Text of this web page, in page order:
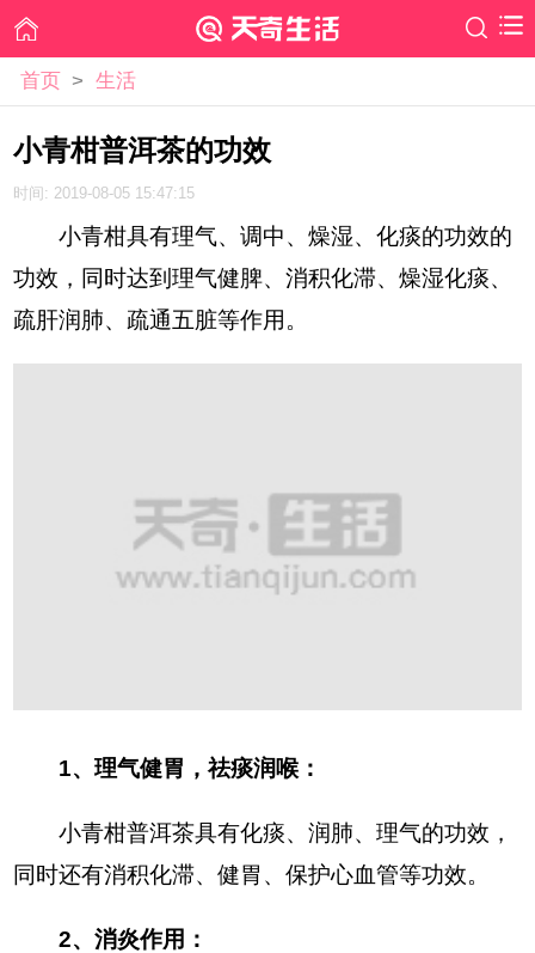
首页 > 生活
小青柑普洱茶的功效
时间: 2019-08-05 15:47:15
小青柑具有理气、调中、燥湿、化痰的功效的
功效，同时达到理气健脾、消积化滞、燥湿化痰、
疏肝润肺、疏通五脏等作用。
1、理气健胃，祛痰润喉：
小青柑普洱茶具有化痰、润肺、理气的功效，
同时还有消积化滞、健胃、保护心血管等功效。
2、消炎作用：